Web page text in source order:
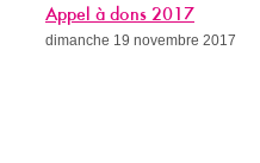
Appel à dons 2017
dimanche 19 novembre 2017